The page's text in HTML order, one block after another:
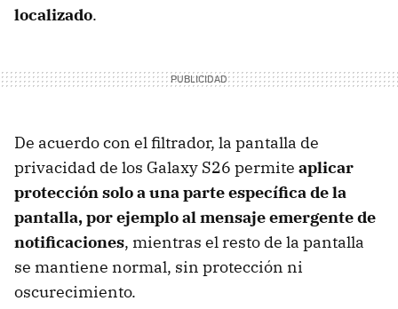
localizado.
De acuerdo con el filtrador, la pantalla de
privacidad de los Galaxy S26 permite aplicar
protección solo a una parte específica de la
pantalla, por ejemplo al mensaje emergente de
notificaciones, mientras el resto de la pantalla
se mantiene normal, sin protección ni
oscurecimiento.